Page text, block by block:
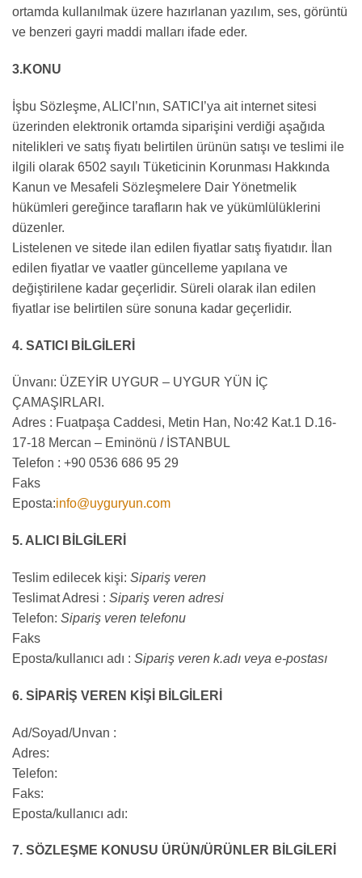
ortamda kullanılmak üzere hazırlanan yazılım, ses, görüntü
ve benzeri gayri maddi malları ifade eder.
3.KONU
İşbu Sözleşme, ALICI’nın, SATICI’ya ait internet sitesi
üzerinden elektronik ortamda siparişini verdiği aşağıda
nitelikleri ve satış fiyatı belirtilen ürünün satışı ve teslimi ile
ilgili olarak 6502 sayılı Tüketicinin Korunması Hakkında
Kanun ve Mesafeli Sözleşmelere Dair Yönetmelik
hükümleri gereğince tarafların hak ve yükümlülüklerini
düzenler.
Listelenen ve sitede ilan edilen fiyatlar satış fiyatıdır. İlan
edilen fiyatlar ve vaatler güncelleme yapılana ve
değiştirilene kadar geçerlidir. Süreli olarak ilan edilen
fiyatlar ise belirtilen süre sonuna kadar geçerlidir.
4. SATICI BİLGİLERİ
Ünvanı: ÜZEYİR UYGUR – UYGUR YÜN İÇ
ÇAMAŞIRLARI.
Adres : Fuatpaşa Caddesi, Metin Han, No:42 Kat.1 D.16-
17-18 Mercan – Eminönü / İSTANBUL
Telefon : +90 0536 686 95 29
Faks
Eposta:info@uyguryun.com
5. ALICI BİLGİLERİ
Teslim edilecek kişi: Sipariş veren
Teslimat Adresi : Sipariş veren adresi
Telefon: Sipariş veren telefonu
Faks
Eposta/kullanıcı adı : Sipariş veren k.adı veya e-postası
6. SİPARİŞ VEREN KİŞİ BİLGİLERİ
Ad/Soyad/Unvan :
Adres:
Telefon:
Faks:
Eposta/kullanıcı adı:
7. SÖZLEŞME KONUSU ÜRÜN/ÜRÜNLER BİLGİLERİ